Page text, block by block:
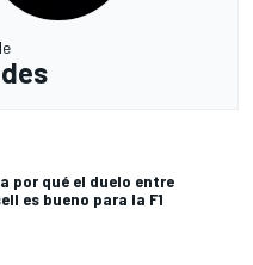
por qué el duelo entre
es bueno para la F1